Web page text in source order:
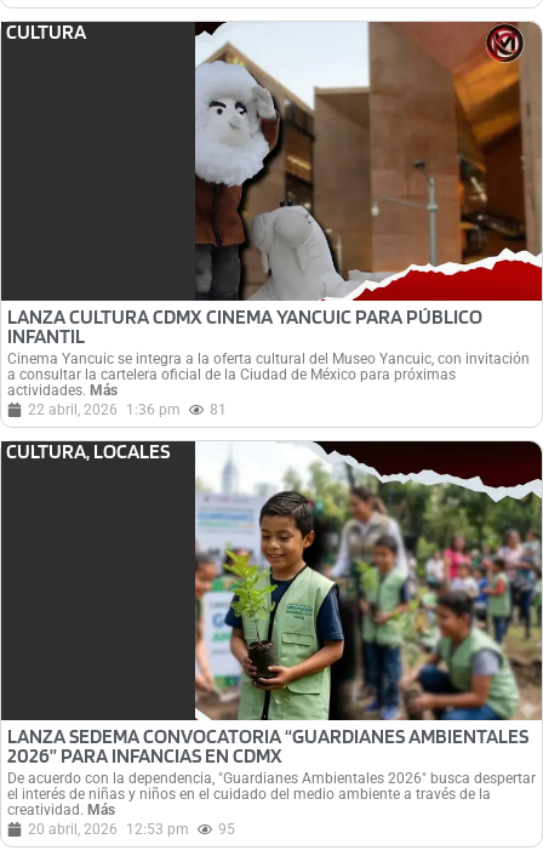
CULTURA
LANZA CULTURA CDMX CINEMA YANCUIC PARA PÚBLICO
INFANTIL
Cinema Yancuic se integra a la oferta cultural del Museo Yancuic, con invitación
a consultar la cartelera oficial de la Ciudad de México para próximas
actividades. Más
22 abril, 2026
1:36 pm 81
CULTURA, LOCALES
LANZA SEDEMA CONVOCATORIA “GUARDIANES AMBIENTALES
2026” PARA INFANCIAS EN CDMX
De acuerdo con la dependencia, "Guardianes Ambientales 2026" busca despertar
el interés de niñas y niños en el cuidado del medio ambiente a través de la
creatividad. Más
20 abril, 2026
12:53 pm 95